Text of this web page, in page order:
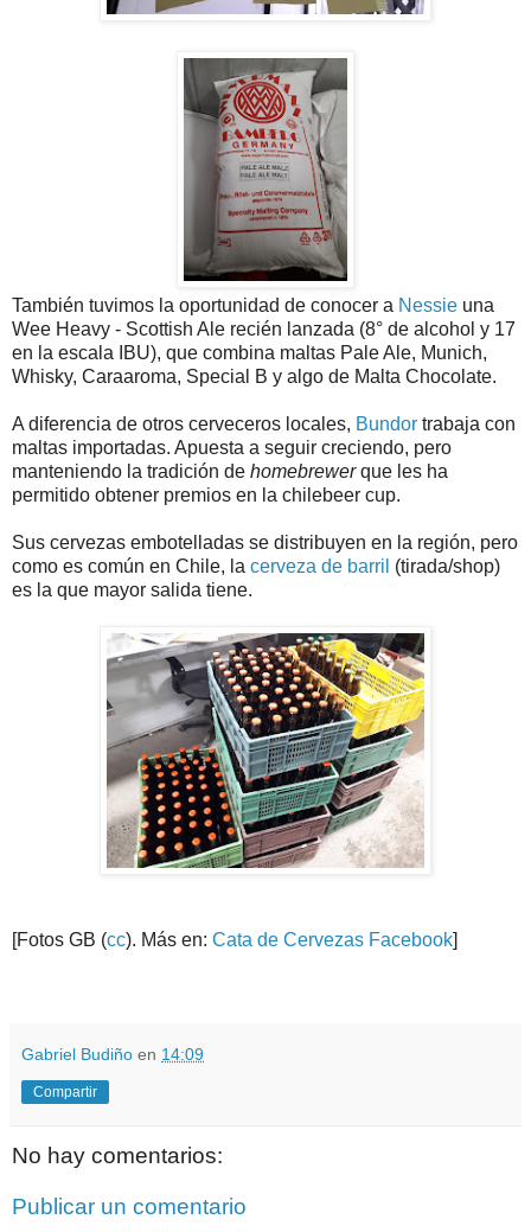
También tuvimos la oportunidad de conocer a Nessie una
Wee Heavy - Scottish Ale recién lanzada (8° de alcohol y 17
en la escala IBU), que combina maltas Pale Ale, Munich,
Whisky, Caraaroma, Special B y algo de Malta Chocolate.
A diferencia de otros cerveceros locales, Bundor trabaja con
maltas importadas. Apuesta a seguir creciendo, pero
manteniendo la tradición de homebrewerque les ha
permitido obtener premios en la chilebeer cup.
Sus cervezas embotelladas se distribuyen en la región, pero
como es común en Chile, la cerveza de barril (tirada/shop)
es la que mayor salida tiene.
[Fotos GB (cc). Más en: Cata de Cervezas Facebook]
Gabriel Budiño en 14:09
Compartir
No hay comentarios:
Publicar un comentario